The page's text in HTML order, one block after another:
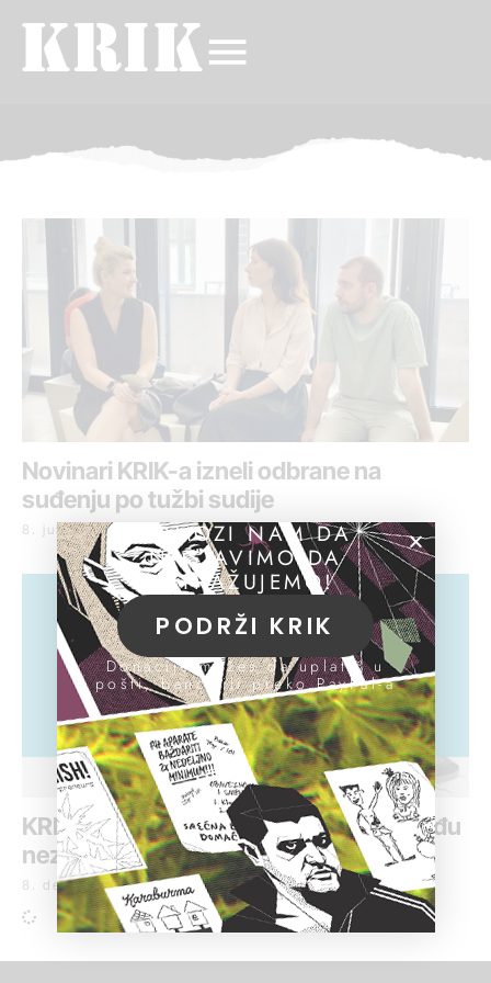
Novinari KRIK-a izneli odbrane na
suđenju po tužbi sudije
8. jul 2025.
KRIK-ova baza o sudstvu: Sudije između
nezavisnosti i odgovornosti
8. decembar 2020.
POMOZI NAM DA
NASTAVIMO DA
ISTRAŽUJEMO!
PODRŽI KRIK
Donacije možeš da uplatiš u
pošti, banci ili preko PayPal-a